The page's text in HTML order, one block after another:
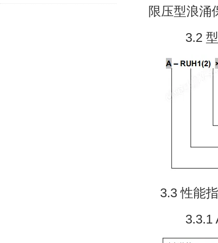
限压型浪涌
3.2 型
3.3 性能
3.3.1